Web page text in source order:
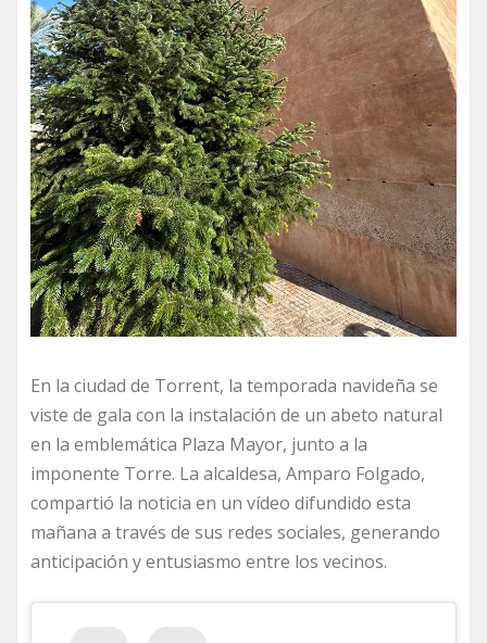
En la ciudad de Torrent, la temporada navideña se
viste de gala con la instalación de un abeto natural
en la emblemática Plaza Mayor, junto a la
imponente Torre. La alcaldesa, Amparo Folgado,
compartió la noticia en un vídeo difundido esta
mañana a través de sus redes sociales, generando
anticipación y entusiasmo entre los vecinos.